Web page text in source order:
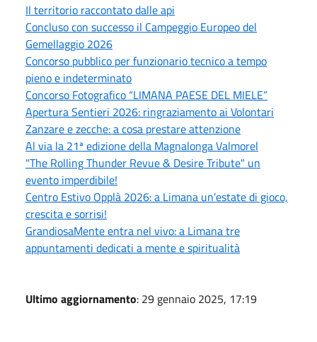
Il territorio raccontato dalle api
Concluso con successo il Campeggio Europeo del
Gemellaggio 2026
Concorso pubblico per funzionario tecnico a tempo
pieno e indeterminato
Concorso Fotografico “LIMANA PAESE DEL MIELE”
Apertura Sentieri 2026: ringraziamento ai Volontari
Zanzare e zecche: a cosa prestare attenzione
Al via la 21ª edizione della Magnalonga Valmorel
"The Rolling Thunder Revue & Desire Tribute" un
evento imperdibile!
Centro Estivo Opplà 2026: a Limana un’estate di gioco,
crescita e sorrisi!
GrandiosaMente entra nel vivo: a Limana tre
appuntamenti dedicati a mente e spiritualità
Ultimo aggiornamento: 29 gennaio 2025, 17:19